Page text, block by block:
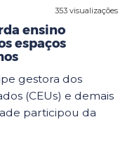
353 visualizações
ensino
espaços
gestora dos
(CEUs) e demais
participou da